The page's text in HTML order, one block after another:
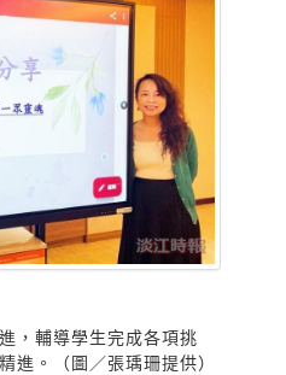
，輔導學生完成各項挑
進。（圖／張瑀珊提供）